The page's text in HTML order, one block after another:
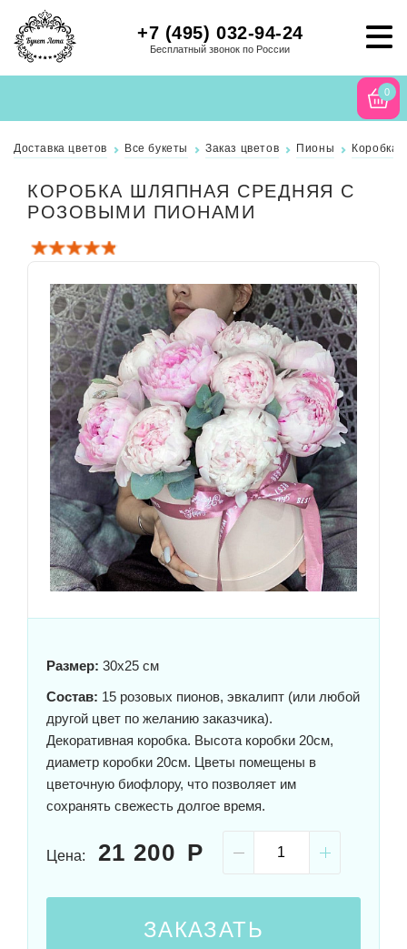
+7 (495) 032-94-24
Бесплатный звонок по России
0
Доставка цветов Все букеты Заказ цветов Пионы Коробка
КОРОБКА ШЛЯПНАЯ СРЕДНЯЯ С
РОЗОВЫМИ ПИОНАМИ
Размер: 30x25 см
Состав: 15 розовых пионов, эвкалипт (или любой
другой цвет по желанию заказчика).
Декоративная коробка. Высота коробки 20см,
диаметр коробки 20см. Цветы помещены в
цветочную биофлору, что позволяет им
сохранять свежесть долгое время.
Цена: 21 200
ЗАКАЗАТЬ